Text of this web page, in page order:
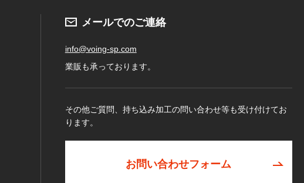
メールでのご連絡
info@voing-sp.com
業販も承っております。
その他ご質問、持ち込み加工の問い合わせ等も受け付けてお
ります。
お問い合わせフォーム